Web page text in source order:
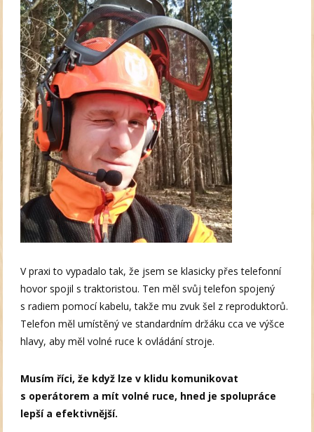
V praxi to vypadalo tak, že jsem se klasicky přes telefonní
hovor spojil s traktoristou. Ten měl svůj telefon spojený
s radiem pomocí kabelu, takže mu zvuk šel z reproduktorů.
Telefon měl umístěný ve standardním držáku cca ve výšce
hlavy, aby měl volné ruce k ovládání stroje.
Musím říci, že když lze v klidu komunikovat
s operátorem a mít volné ruce, hned je spolupráce
lepší a efektivnější.